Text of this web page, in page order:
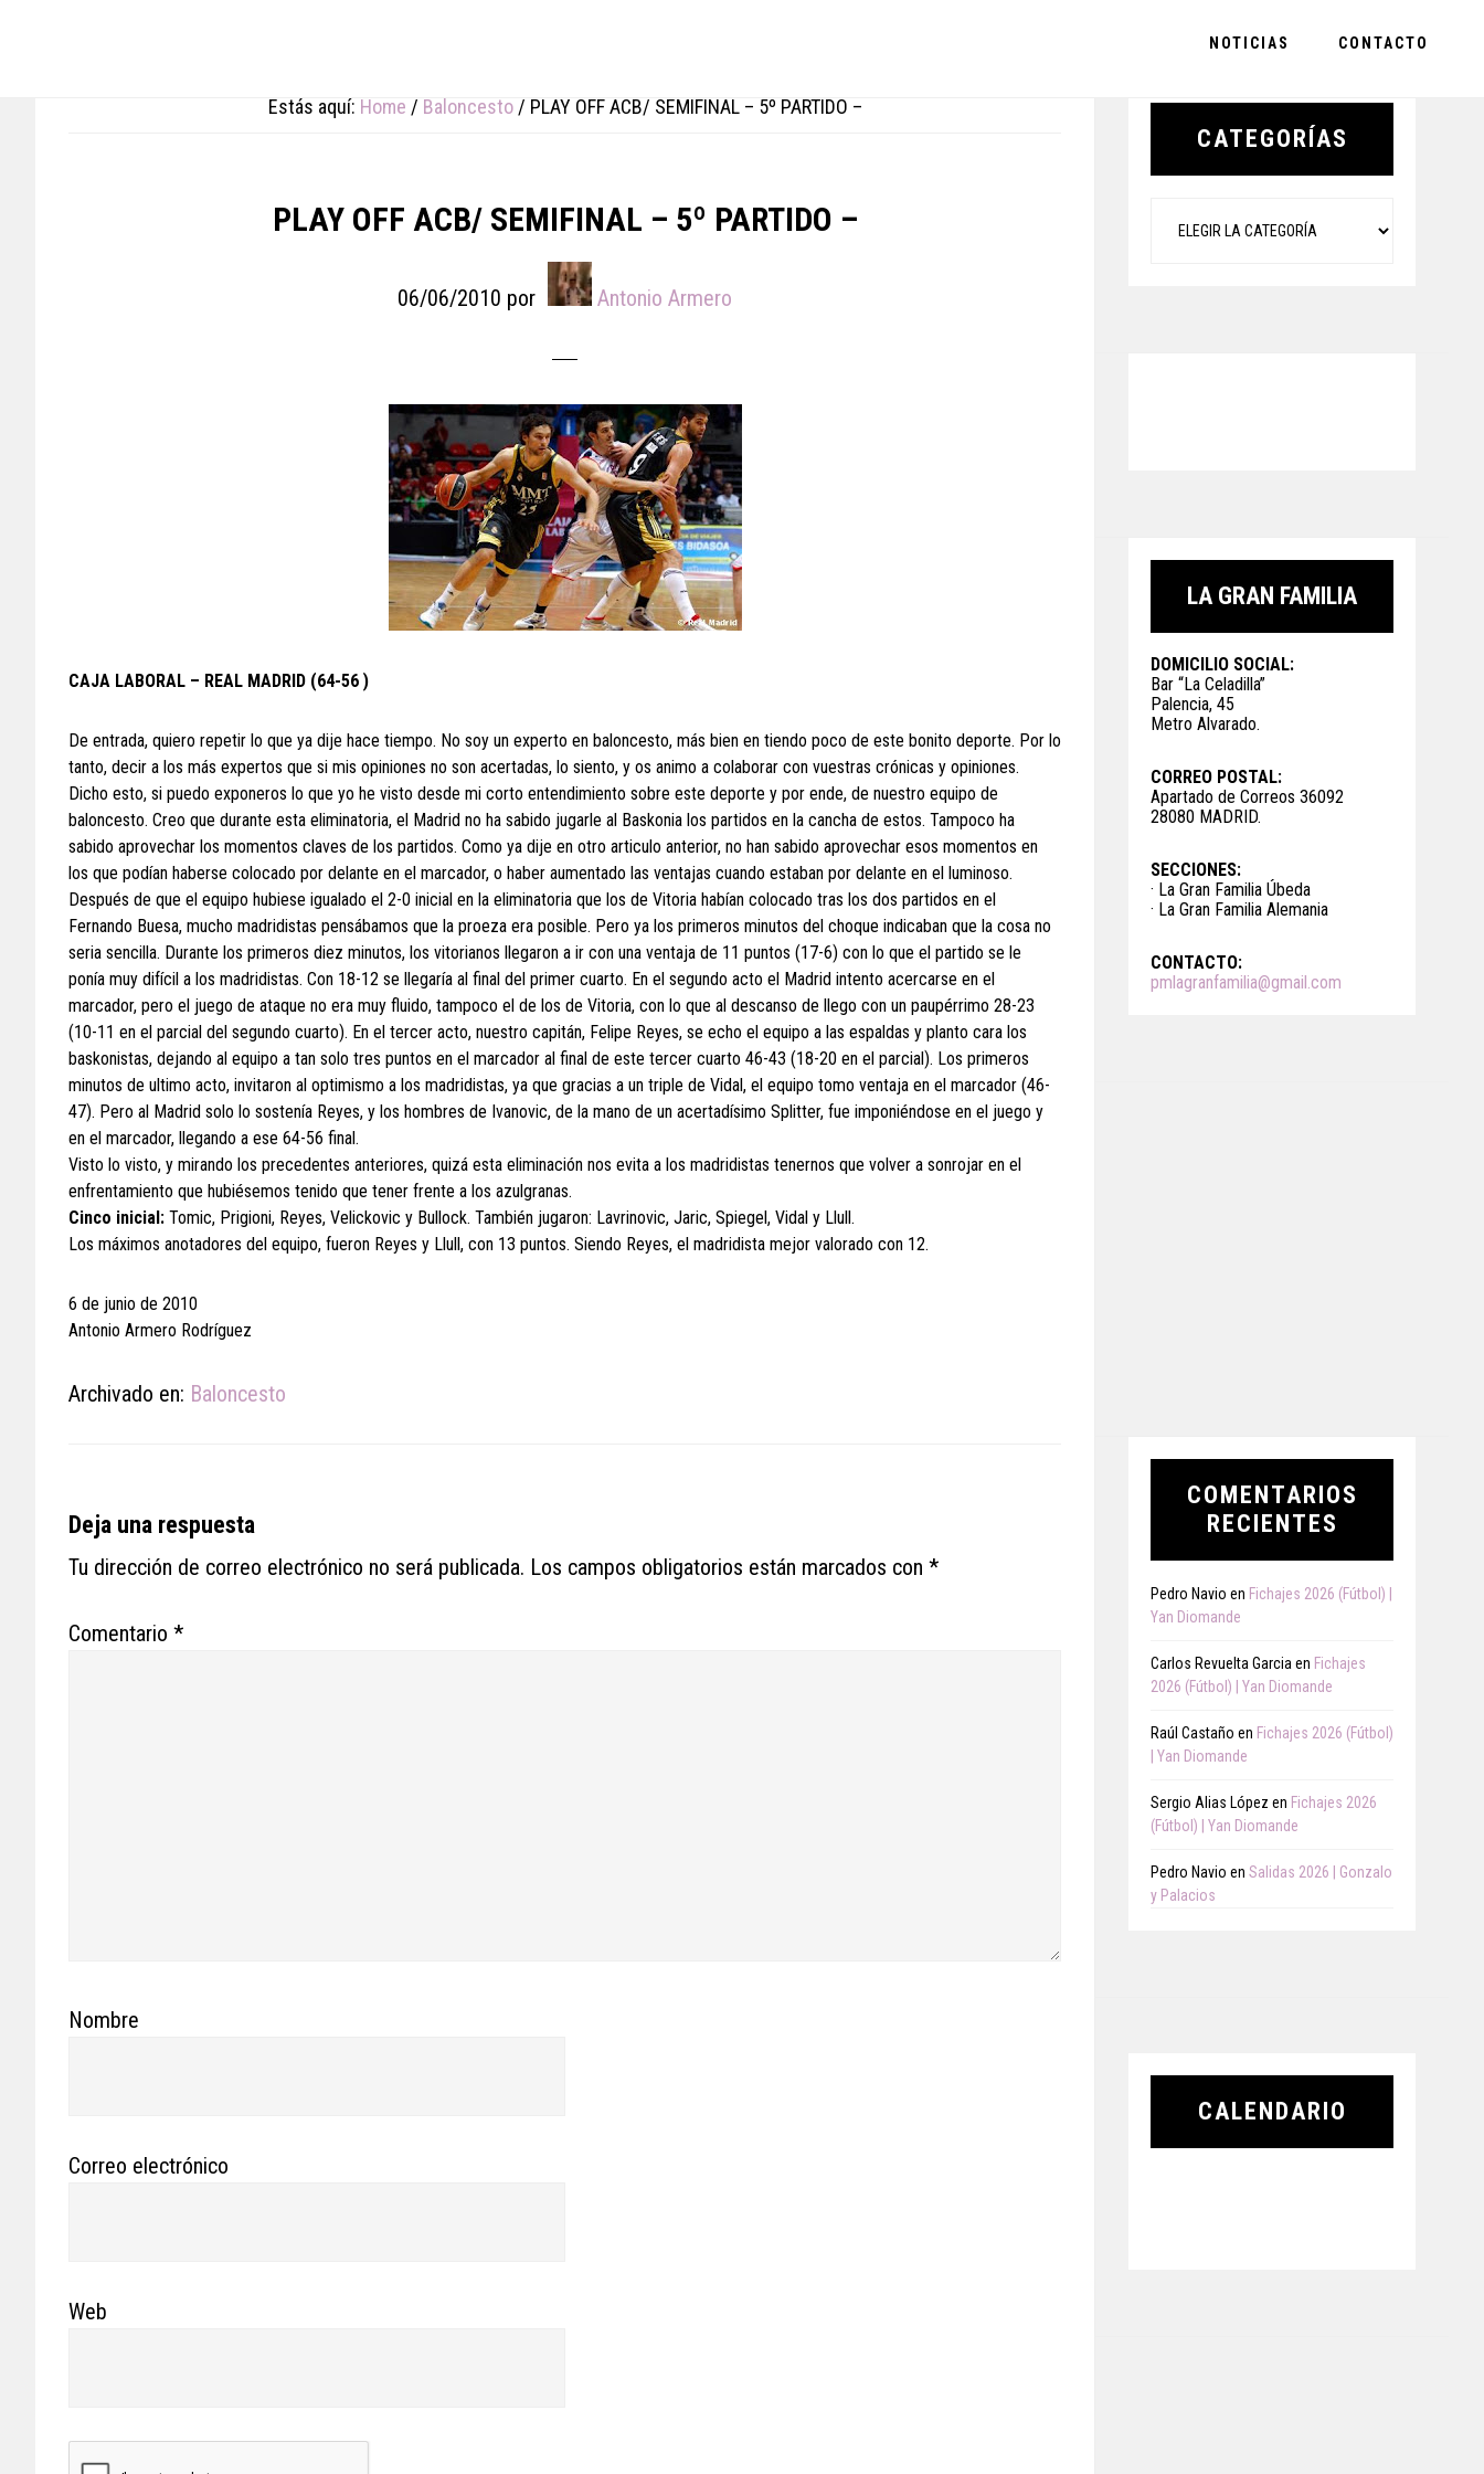
NOTICIAS CONTACTO
Estás aquí: Home / Baloncesto / PLAY OFF ACB/ SEMIFINAL – 5º PARTIDO –
PLAY OFF ACB/ SEMIFINAL – 5º PARTIDO –
06/06/2010 por Antonio Armero
CAJA LABORAL – REAL MADRID (64-56 )
De entrada, quiero repetir lo que ya dije hace tiempo. No soy un experto en baloncesto, más bien en tiendo poco de este bonito deporte. Por lo
tanto, decir a los más expertos que si mis opiniones no son acertadas, lo siento, y os animo a colaborar con vuestras crónicas y opiniones.
Dicho esto, si puedo exponeros lo que yo he visto desde mi corto entendimiento sobre este deporte y por ende, de nuestro equipo de
baloncesto. Creo que durante esta eliminatoria, el Madrid no ha sabido jugarle al Baskonia los partidos en la cancha de estos. Tampoco ha
sabido aprovechar los momentos claves de los partidos. Como ya dije en otro articulo anterior, no han sabido aprovechar esos momentos en
los que podían haberse colocado por delante en el marcador, o haber aumentado las ventajas cuando estaban por delante en el luminoso.
Después de que el equipo hubiese igualado el 2-0 inicial en la eliminatoria que los de Vitoria habían colocado tras los dos partidos en el
Fernando Buesa, mucho madridistas pensábamos que la proeza era posible. Pero ya los primeros minutos del choque indicaban que la cosa no
seria sencilla. Durante los primeros diez minutos, los vitorianos llegaron a ir con una ventaja de 11 puntos (17-6) con lo que el partido se le
ponía muy difícil a los madridistas. Con 18-12 se llegaría al final del primer cuarto. En el segundo acto el Madrid intento acercarse en el
marcador, pero el juego de ataque no era muy fluido, tampoco el de los de Vitoria, con lo que al descanso de llego con un paupérrimo 28-23
(10-11 en el parcial del segundo cuarto). En el tercer acto, nuestro capitán, Felipe Reyes, se echo el equipo a las espaldas y planto cara los
baskonistas, dejando al equipo a tan solo tres puntos en el marcador al final de este tercer cuarto 46-43 (18-20 en el parcial). Los primeros
minutos de ultimo acto, invitaron al optimismo a los madridistas, ya que gracias a un triple de Vidal, el equipo tomo ventaja en el marcador (46-
47). Pero al Madrid solo lo sostenía Reyes, y los hombres de Ivanovic, de la mano de un acertadísimo Splitter, fue imponiéndose en el juego y
en el marcador, llegando a ese 64-56 final.
Visto lo visto, y mirando los precedentes anteriores, quizá esta eliminación nos evita a los madridistas tenernos que volver a sonrojar en el
enfrentamiento que hubiésemos tenido que tener frente a los azulgranas.
Cinco inicial: Tomic, Prigioni, Reyes, Velickovic y Bullock. También jugaron: Lavrinovic, Jaric, Spiegel, Vidal y Llull.
Los máximos anotadores del equipo, fueron Reyes y Llull, con 13 puntos. Siendo Reyes, el madridista mejor valorado con 12.
6 de junio de 2010
Antonio Armero Rodríguez
Archivado en: Baloncesto
Reader
Interactions
Deja una respuesta
Tu dirección de correo electrónico no será publicada. Los campos obligatorios están marcados con *
Comentario *
Nombre
Correo electrónico
Web
Primary
CATEGORÍAS
LA GRAN FAMILIA
DOMICILIO SOCIAL:
Bar “La Celadilla”
Palencia, 45
Metro Alvarado.
CORREO POSTAL:
Apartado de Correos 36092
28080 MADRID.
SECCIONES:
· La Gran Familia Úbeda
· La Gran Familia Alemania
CONTACTO:
pmlagranfamilia@gmail.com
COMENTARIOS
RECIENTES
Pedro Navio en Fichajes 2026 (Fútbol) |
Yan Diomande
Carlos Revuelta Garcia en Fichajes
2026 (Fútbol) | Yan Diomande
Raúl Castaño en Fichajes 2026 (Fútbol)
| Yan Diomande
Sergio Alias López en Fichajes 2026
(Fútbol) | Yan Diomande
Pedro Navio en Salidas 2026 | Gonzalo
y Palacios
CALENDARIO